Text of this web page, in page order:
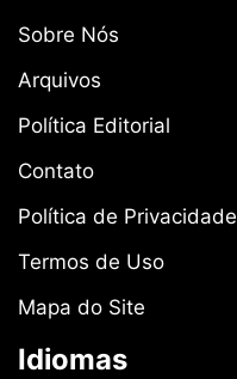
Sobre Nós
Arquivos
Política Editorial
Contato
Política de Privacidade
Termos de Uso
Mapa do Site
Idiomas